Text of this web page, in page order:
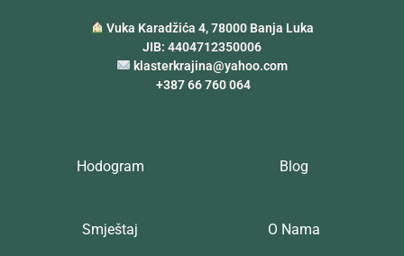
Vuka Karadžića 4, 78000 Banja Luka
JIB: 4404712350006
klasterkrajina@yahoo.com
+387 66 760 064
Hodogram
Smještaj
Blog
O Nama